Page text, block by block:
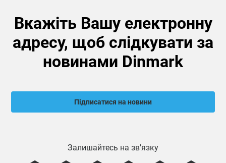
Вкажіть Вашу електронну
адресу, щоб слідкувати за
новинами Dinmark
Підписатися на новини
Залишайтесь на зв'язку